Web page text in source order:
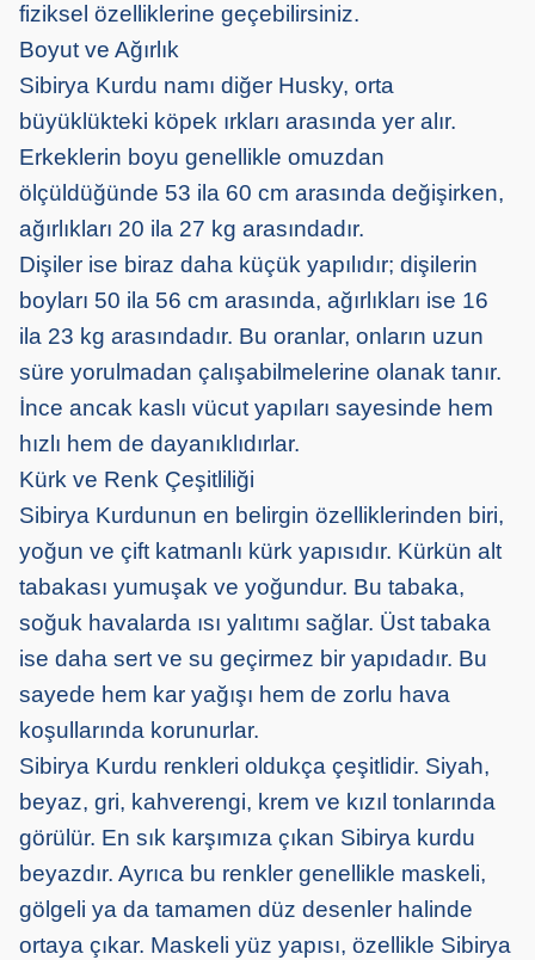
fiziksel özelliklerine geçebilirsiniz.
Boyut ve Ağırlık
Sibirya Kurdu namı diğer Husky, orta
büyüklükteki köpek ırkları arasında yer alır.
Erkeklerin boyu genellikle omuzdan
ölçüldüğünde 53 ila 60 cm arasında değişirken,
ağırlıkları 20 ila 27 kg arasındadır.
Dişiler ise biraz daha küçük yapılıdır; dişilerin
boyları 50 ila 56 cm arasında, ağırlıkları ise 16
ila 23 kg arasındadır. Bu oranlar, onların uzun
süre yorulmadan çalışabilmelerine olanak tanır.
İnce ancak kaslı vücut yapıları sayesinde hem
hızlı hem de dayanıklıdırlar.
Kürk ve Renk Çeşitliliği
Sibirya Kurdunun en belirgin özelliklerinden biri,
yoğun ve çift katmanlı kürk yapısıdır. Kürkün alt
tabakası yumuşak ve yoğundur. Bu tabaka,
soğuk havalarda ısı yalıtımı sağlar. Üst tabaka
ise daha sert ve su geçirmez bir yapıdadır. Bu
sayede hem kar yağışı hem de zorlu hava
koşullarında korunurlar.
Sibirya Kurdu renkleri oldukça çeşitlidir. Siyah,
beyaz, gri, kahverengi, krem ve kızıl tonlarında
görülür. En sık karşımıza çıkan Sibirya kurdu
beyazdır. Ayrıca bu renkler genellikle maskeli,
gölgeli ya da tamamen düz desenler halinde
ortaya çıkar. Maskeli yüz yapısı, özellikle Sibirya